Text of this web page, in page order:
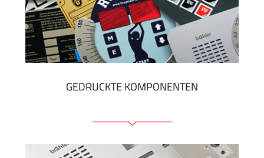
GEDRUCKTE KOMPONENTEN
Folienschilder